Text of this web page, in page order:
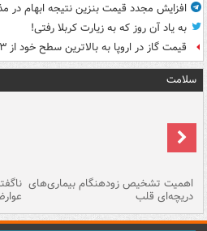
افزایش مجدد قیمت بنزین نتیجه ابهام در
به یاد آن روز که به زیارت کربلا رفتی!
قیمت گاز در اروپا به بالاترین سطح خود از ۲۰۲۳ رسید
سلامت
اهمیت تشخیص زودهنگام بیماری‌های
دریچه‌ای قلب